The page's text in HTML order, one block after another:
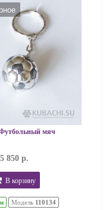
мяч
5 850 р.
В корзину
Модель 110134